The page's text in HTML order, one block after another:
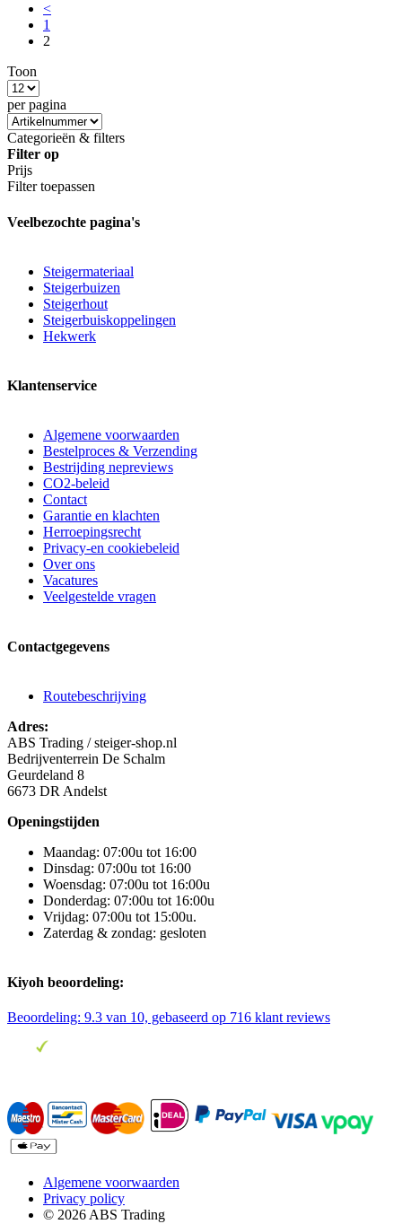
<
1
2
Toon
per pagina
Categorieën & filters
Filter op
Prijs
Filter toepassen
Veelbezochte pagina's
Steigermateriaal
Steigerbuizen
Steigerhout
Steigerbuiskoppelingen
Hekwerk
Klantenservice
Algemene voorwaarden
Bestelproces & Verzending
Bestrijding nepreviews
CO2-beleid
Contact
Garantie en klachten
Herroepingsrecht
Privacy-en cookiebeleid
Over ons
Vacatures
Veelgestelde vragen
Contactgegevens
Routebeschrijving
Adres:
ABS Trading / steiger-shop.nl
Bedrijventerrein De Schalm
Geurdeland 8
6673 DR Andelst
Openingstijden
Maandag: 07:00u tot 16:00
Dinsdag: 07:00u tot 16:00
Woensdag: 07:00u tot 16:00u
Donderdag: 07:00u tot 16:00u
Vrijdag: 07:00u tot 15:00u.
Zaterdag & zondag: gesloten
Kiyoh beoordeling:
Beoordeling: 9.3 van 10, gebaseerd op 716 klant reviews
Algemene voorwaarden
Privacy policy
© 2026 ABS Trading